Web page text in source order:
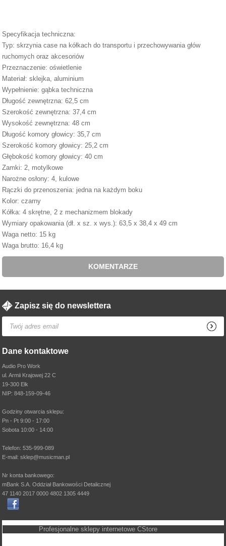
Specyfikacja techniczna:
Typ: skrzynia case na kółkach do transportu i przechowywania głów
ruchomych oraz akcesoriów
Przeznaczenie: oświetlenie
Materiał: sklejka, aluminium
Wypełnienie: gąbka techniczna
Długość zewnętrzna: 62,5 cm
Szerokość zewnętrzna: 37,4 cm
Wysokość zewnętrzna: 48 cm
Długość komory głowicy: 35,7 cm
Szerokość komory głowicy: 25,2 cm
Głębokość komory głowicy: 40 cm
Zamki: 2, motylkowe
Narożne osłony: 4, kulowe
Rączki do przenoszenia: jedna na każdym boku
Kolor: czarny
Kółka: 4 skrętne, 2 z mechanizmem blokady
Wymiary opakowania (dł. x sz. x wys.): 63,5 x 38,4 x 49 cm
Waga netto: 15 kg
Waga brutto: 16,4 kg
KOMENTARZE
Zapisz się do newslettera
Dane kontaktowe
Audio Pro Work
ul. Armii Krajowej 22 C
19-300 Ełk
NIP: 848-159-09-46
Godziny otwarcia sklepu:
Pn - Pt 9:00 - 17:00
Sobota 10:00 - 14:00
Telefon: 535-999-089
E-mail: sklep@musicman.pl
Nr konta bankowego:
mBank S.A. Oddział Bankowości Detalicznej
47 1140 2017 0000 4802 1305 4449
Profesjonalne sklepy internetowe CStore